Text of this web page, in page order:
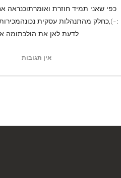
כפי שאני תמיד חוזרת ואומרתוכנראה
:-),כחלק מהתנהלות עסקית נכונהמכירות
לדעת לאן את הולכתומה
אין תגובות